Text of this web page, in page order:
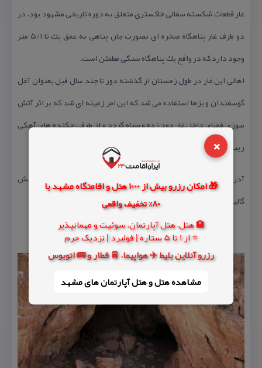
×
🎁 امکان رزرو بیش از 1000 هتل و اقامتگاه مشهد با
80% تخفیف واقعی
🏨 هتل، هتل آپارتمان، سوئیت و مهمانپذیر
⭐ از 1 تا 5 ستاره | فولبرد | نزدیک حرم
رزرو آنلاین بلیط ✈️ هواپیما، 🚆 قطار و 🚌 اتوبوس
مشاهده هتل و هتل‌ آپارتمان های مشهد
غار قطعات شكسته سفالی خاكستری متعلق به دوره تاریخی مشهود بود. در
دو طرف غار پناهگاه صخره ای بصورت جان پناهی به عمق یك تا ۵/۱ متر
وجود دارد كه در واقع یك پناهگاه سنگی مطمئن است.
اهالی این غار در طول زمستان از گذشته دور تا چند سال قبل بعنوان آغل
گوسفندان و بزها استفاده می شد كه این امر زمینه ای شد كه بر اثر آتش
سوزی فضای داخل غار دود زده و سیاه گردد و از طرفی چكنده های آهكی
زیبایی تشكیل شده شده مورد دستبرد قرار گیرد.
آدرس : استان گلستان، شهرستان مینودشت، دهستان فارسیان بخش
گالیكش، یك كیلومتری جنوب شرقی روستای سر حمام